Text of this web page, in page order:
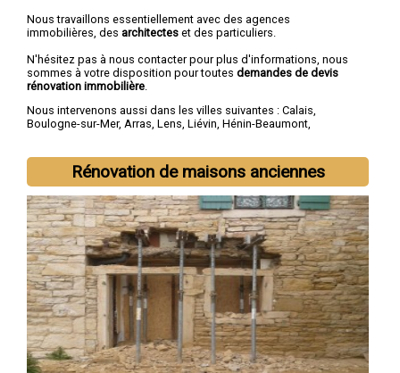
Nous travaillons essentiellement avec des agences
immobilières, des architectes et des particuliers.
N'hésitez pas à nous contacter pour plus d'informations, nous
sommes à votre disposition pour toutes demandes de devis
rénovation immobilière
Nous intervenons aussi dans les villes suivantes : Calais,
Boulogne-sur-Mer, Arras, Lens, Liévin, Hénin-Beaumont,
Rénovation de maisons anciennes